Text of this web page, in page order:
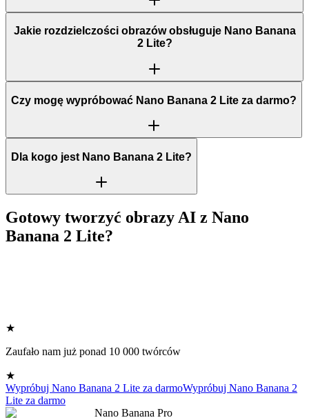
Jakie rozdzielczości obrazów obsługuje Nano Banana
2 Lite?
Czy mogę wypróbować Nano Banana 2 Lite za darmo?
Dla kogo jest Nano Banana 2 Lite?
Gotowy tworzyć obrazy AI z Nano
Banana 2 Lite?
★
Zaufało nam już ponad 10 000 twórców
★
Wypróbuj Nano Banana 2 Lite za darmoWypróbuj Nano Banana 2
Lite za darmo
Nano Banana Pro